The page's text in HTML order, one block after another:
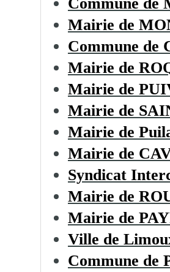
Mairie de
Commune de
Mairie de
Mairie de
Mairie de
Mairie de
Mairie de
Syndicat
Mairie de
Mairie de
Ville de
Commune de